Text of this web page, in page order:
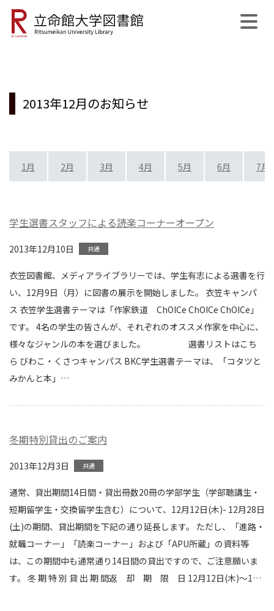
2013年12月のお知らせ
1月 2月 3月 4月 5月 6月 7月
学生選書スタッフによる読楽コーナーオープン
2013年12月10日 共通
衣笠図書館、メディアライブラリーでは、学生有志による選書を行
い、12月9日（月）に図書の展示を開始しました。 衣笠キャンパ
ス 衣笠学生選書テーマは「作家鉄道 ChOICe ChOICe ChOICe」
です。 4名の学生の皆さんが、それぞれのオススメ作家を中心に、
様々なジャンルの本を選びました。 選書リストはこち
ら びわこ・くさつキャンパス BKC学生選書テーマは、「コタツと
みかんと本」 …
冬期特別貸出のご案内
2013年12月3日 共通
通常、貸出期間14日間・貸出冊数20冊の学部学生（学部聴講生・
短期留学生・交換留学生含む）について、12月12日(木)- 12月28日
(土)の期間、貸出期間を下記の通り延長します。 ただし、「進路・
就職コーナー」「読楽コーナー」および「APU所蔵」の資料等
は、この期間中も通常通り14日間の貸出ですので、ご注意願いま
す。 冬 期 特 別 貸 出 期 間返 却 期 限 日 12月12日(木)～1…